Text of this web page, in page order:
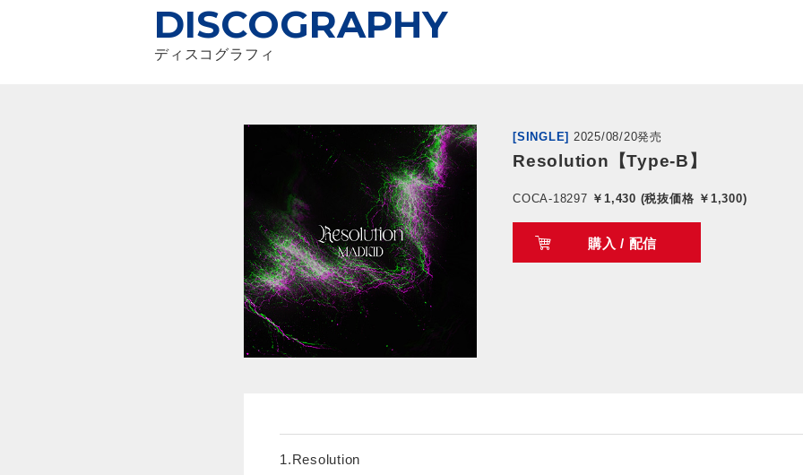
DISCOGRAPHY
ディスコグラフィ
[SINGLE] 2025/08/20発売
Resolution【Type-B】
COCA-18297 ￥1,430 (税抜価格 ￥1,300)
購入 / 配信
1.Resolution